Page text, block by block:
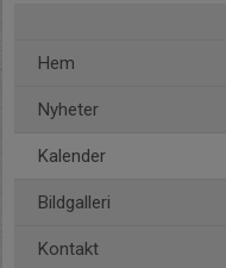
Hem
Nyheter
Kalender
Bildgalleri
Kontakt